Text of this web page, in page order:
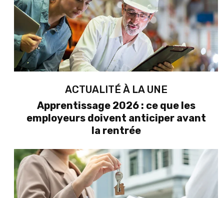
ACTUALITÉ À LA UNE
Apprentissage 2026 : ce que les
employeurs doivent anticiper avant
la rentrée